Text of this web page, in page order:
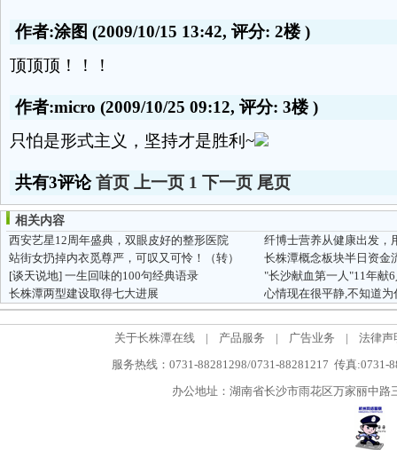
作者:涂图 (2009/10/15 13:42, 评分: 2楼)
顶顶顶！！！
作者:micro (2009/10/25 09:12, 评分: 3楼)
只怕是形式主义，坚持才是胜利~
共有3评论首页 上一页 1 下一页 尾页
相关内容
西安艺星12周年盛典，双眼皮好的整形医院
站街女扔掉内衣觅尊严，可叹又可怜！（转）
[谈天说地] 一生回味的100句经典语录
长株潭两型建设取得七大进展
关于长株潭在线 | 产品服务 | 广告业务 |
法律声
服务热线：0731-88281298/0731-88281217 传真:0731-
办公地址：湖南省长沙市雨花区万家丽中